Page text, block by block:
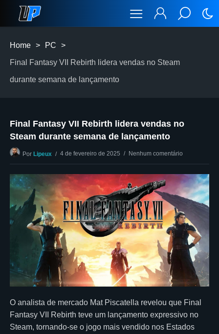
Home > PC >
Final Fantasy VII Rebirth lidera vendas no Steam
durante semana de lançamento
Final Fantasy VII Rebirth lidera vendas no
Steam durante semana de lançamento
Por Lipeux 4 de fevereiro de 2025 Nenhum comentário
O analista de mercado Mat Piscatella revelou que Final
Fantasy VII Rebirth teve um lançamento expressivo no
Steam, tornando-se o jogo mais vendido nos Estados